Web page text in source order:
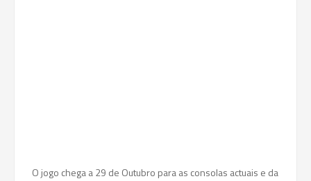
O jogo chega a 29 de Outubro para as consolas actuais e da